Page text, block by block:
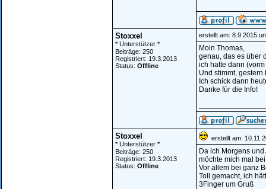
Stoxxel
* Unterstützer *
Beiträge: 250
Registriert: 19.3.2013
Status: Offline
erstellt am: 8.9.2015
Moin Thomas,
genau, das es über
ich hatte dann
Und stimmt,
Ich schick dann
Danke für die Info!
Stoxxel
* Unterstützer *
Beiträge: 250
Registriert: 19.3.2013
Status: Offline
erstellt am:
Da ich Morgens
möchte mich mal
Vor allem bei ganz
Toll gemacht, ich
3Finger um Gruß